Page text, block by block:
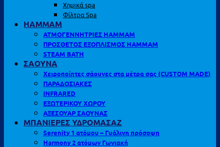
Χημικά spa
Φίλτρα Spa
HAMMAM
ΑΤΜΟΓΕΝΝΗΤΡΙΕΣ HAMMAM
ΠΡΟΣΘΕΤΟΣ ΕΞΟΠΛΙΣΜΟΣ HAMMAM
STEAM BATH
ΣΑΟΥΝΑ
Χειροποίητες σάουνες στα μέτρα σας (CUSTOM MADE)
ΠΑΡΑΔΟΣΙΑΚΕΣ
INFRARED
ΕΞΩΤΕΡΙΚΟΥ ΧΩΡΟΥ
ΑΞΕΣΟΥΑΡ ΣΑΟΥΝΑΣ
ΜΠΑΝΙΕΡΕΣ ΥΔΡΟΜΑΣΑΖ
Serenity 1 ατόμου – Γυάλινη πρόσοψη
Harmony 2 ατόμων Γωνιακή